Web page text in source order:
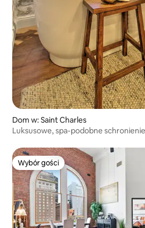
Dom w: Saint Charles
Luksusowe, spa-podobne
Wybór gości
Wybór gości